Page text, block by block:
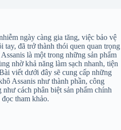
ngày càng gia tăng, việc bảo vệ
tay, đã trở thành thói quen quan trọng
là một trong những sản phẩm
nhờ khả năng làm sạch nhanh, tiện
viết dưới đây sẽ cung cấp những
Assanis như thành phần, công
cách phân biệt sản phẩm chính
tham khảo.